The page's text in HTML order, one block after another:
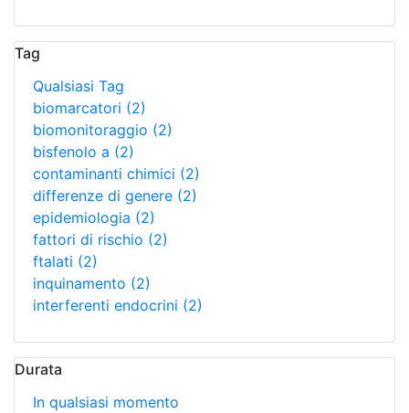
Tag
Qualsiasi Tag
biomarcatori (2)
biomonitoraggio (2)
bisfenolo a (2)
contaminanti chimici (2)
differenze di genere (2)
epidemiologia (2)
fattori di rischio (2)
ftalati (2)
inquinamento (2)
interferenti endocrini (2)
Durata
In qualsiasi momento